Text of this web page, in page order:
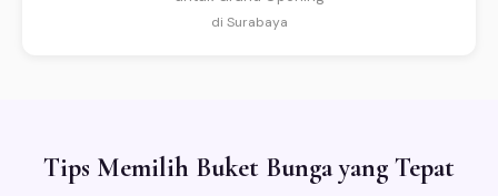
di Surabaya
Tips Memilih Buket Bunga yang Tepat